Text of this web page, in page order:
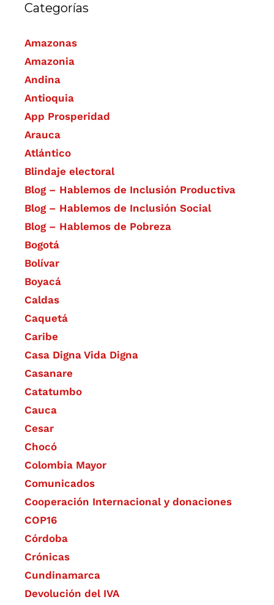
Categorías
Amazonas
Amazonia
Andina
Antioquia
App Prosperidad
Arauca
Atlántico
Blindaje electoral
Blog – Hablemos de Inclusión Productiva
Blog – Hablemos de Inclusión Social
Blog – Hablemos de Pobreza
Bogotá
Bolívar
Boyacá
Caldas
Caquetá
Caribe
Casa Digna Vida Digna
Casanare
Catatumbo
Cauca
Cesar
Chocó
Colombia Mayor
Comunicados
Cooperación Internacional y donaciones
COP16
Córdoba
Crónicas
Cundinamarca
Devolución del IVA